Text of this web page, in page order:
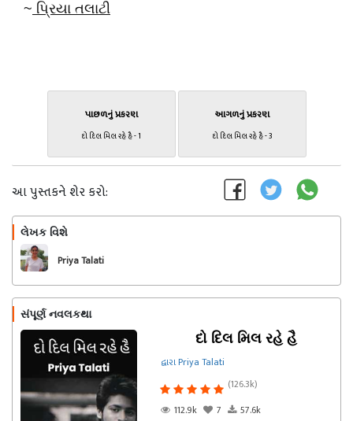
~ પ્રિયા તલાટી
પાછળનું પ્રકરણ
દો દિલ મિલ રહે હૈ - 1
આગળનું પ્રકરણ
દો દિલ મિલ રહે હૈ - 3
આ પુસ્તકને શેર કરો:
લેખક વિશે
Priya Talati
સંપૂર્ણ નવલકથા
દો દિલ મિલ રહે હૈ
દ્વારા Priya Talati
(126.3k)
112.9k
7 57.6k